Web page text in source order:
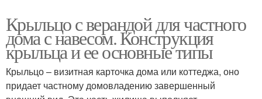
Крыльцо с верандой для частного
дома с навесом. Конструкция
крыльца и ее основные типы
Крыльцо – визитная карточка дома или коттеджа, оно
придает частному домовладению завершенный